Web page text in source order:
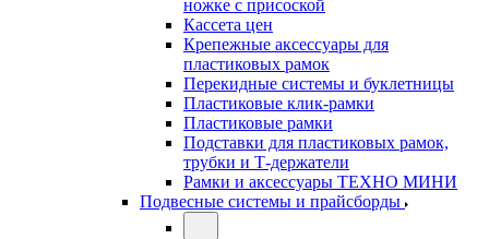
ножке с присоской
Кассета цен
Крепежные аксессуары для
пластиковых рамок
Перекидные системы и буклетницы
Пластиковые клик-рамки
Пластиковые рамки
Подставки для пластиковых рамок,
трубки и Т-держатели
Рамки и аксессуары ТЕХНО МИНИ
Подвесные системы и прайсборды